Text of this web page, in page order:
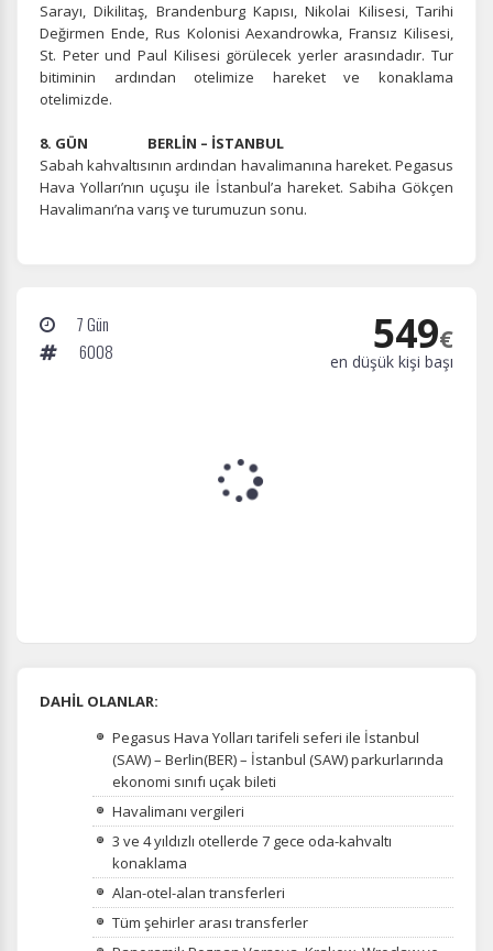
Sarayı, Dikilitaş, Brandenburg Kapısı, Nikolai Kilisesi, Tarihi
Değirmen Ende, Rus Kolonisi Aexandrowka, Fransız Kilisesi,
St. Peter und Paul Kilisesi görülecek yerler arasındadır. Tur
bitiminin ardından otelimize hareket ve konaklama
otelimizde.
8. GÜN BERLİN – İSTANBUL
Sabah kahvaltısının ardından havalimanına hareket. Pegasus
Hava Yolları’nın uçuşu ile İstanbul’a hareket. Sabiha Gökçen
Havalimanı’na varış ve turumuzun sonu.
7 Gün
6008
549€
en düşük kişi başı
DAHİL OLANLAR:
Pegasus Hava Yolları tarifeli seferi ile İstanbul
(SAW) – Berlin(BER) – İstanbul (SAW) parkurlarında
ekonomi sınıfı uçak bileti
Havalimanı vergileri
3 ve 4 yıldızlı otellerde 7 gece oda-kahvaltı
konaklama
Alan-otel-alan transferleri
Tüm şehirler arası transferler